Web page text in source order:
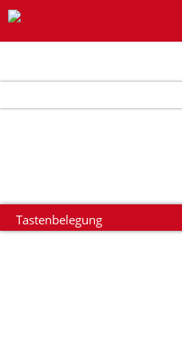
Zum
Tastenbelegung